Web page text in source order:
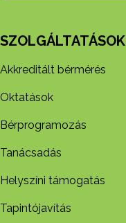
SZOLGÁLTATÁSOK
Akkreditált bérmérés
Oktatások
Bérprogramozás
Tanácsadás
Helyszíni támogatás
Tapintójavítás